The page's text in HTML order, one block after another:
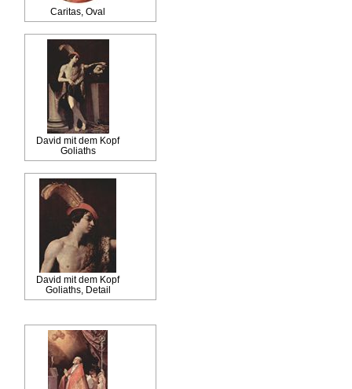
Caritas, Oval
David mit dem Kopf
Goliaths
David mit dem Kopf
Goliaths, Detail